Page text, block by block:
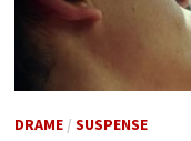
DRAME/ SUSPENSE